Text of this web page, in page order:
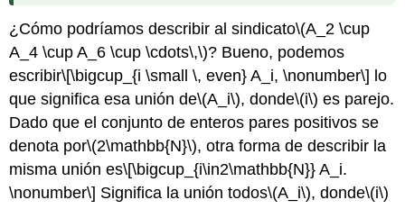
¿Cómo podríamos describir al sindicato\(A_2 \cup
A_4 \cup A_6 \cup \cdots\,\)? Bueno, podemos
escribir\[\bigcup_{i \small \, even} A_i, \nonumber\] lo
que significa esa unión de\(A_i\), donde\(i\) es parejo.
Dado que el conjunto de enteros pares positivos se
denota por\(2\mathbb{N}\), otra forma de describir la
misma unión es\[\bigcup_{i\in2\mathbb{N}} A_i.
\nonumber\] Significa la unión todos\(A_i\), donde\(i\)